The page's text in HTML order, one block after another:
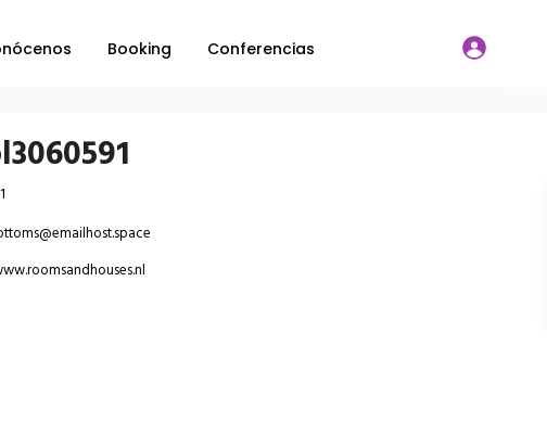
Booking Conferencias